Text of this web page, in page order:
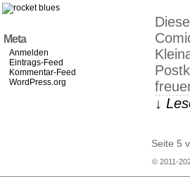
Meta
Anmelden
Eintrags-Feed
Kommentar-Feed
WordPress.org
↓
Seite 5
© 2011-